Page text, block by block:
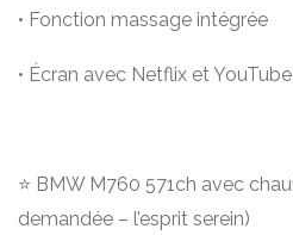
• Fonction massage intégrée
• Écran avec Netflix et
⭐️ BMW M760 571ch avec
demandée – l’esprit serein)